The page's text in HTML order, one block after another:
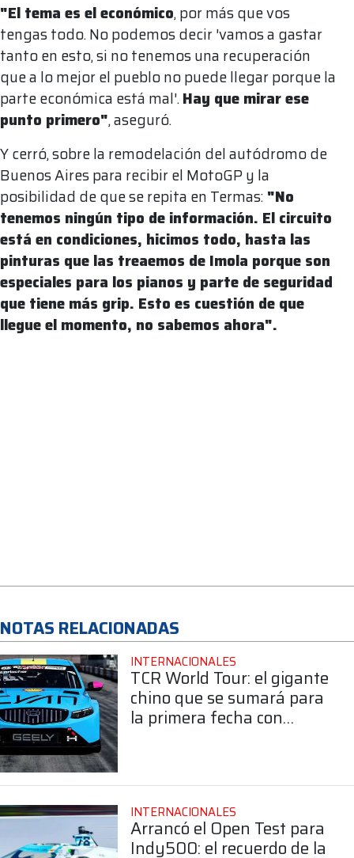
"El tema es el económico, por más que vos
tengas todo. No podemos decir 'vamos a gastar
tanto en esto, si no tenemos una recuperación
que a lo mejor el pueblo no puede llegar porque la
parte económica está mal'.Hay que mirar ese
punto primero", aseguró.
Y cerró, sobre la remodelación del autódromo de
Buenos Aires para recibir el MotoGP y la
posibilidad de que se repita en Termas: "No
tenemos ningún tipo de información. El circuito
está en condiciones, hicimos todo, hasta las
pinturas que las treaemos de Imola porque son
especiales para los pianos y parte de seguridad
que tiene más grip. Esto es cuestión de que
llegue el momento, no sabemos ahora".
NOTAS RELACIONADAS
INTERNACIONALES
TCR World Tour: el gigante
chino que se sumará para
la primera fecha con
INTERNACIONALES
Arrancó el Open Test para
Indy500: el recuerdo de la